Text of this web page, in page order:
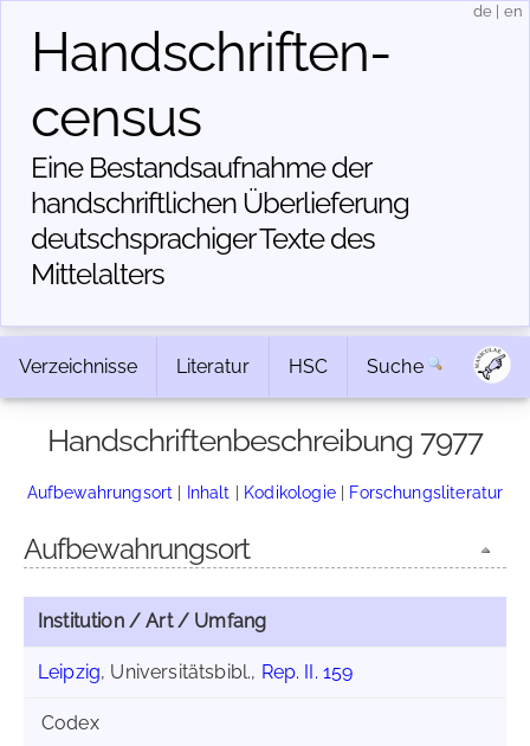
Handschriften­
census
Eine Bestandsaufnahme der
handschriftlichen Über­lieferung
deutschsprachiger Texte des
Mittelalters
de en
Verzeichnisse Literatur HSC Suche
Handschriftenbeschreibung 7977
Aufbewahrungsort | Inhalt | Kodikologie| Forschungsliteratur
Aufbewahrungsort
Institution / Art / Umfang
Leipzig, Universitätsbibl., Rep. II. 159
Codex